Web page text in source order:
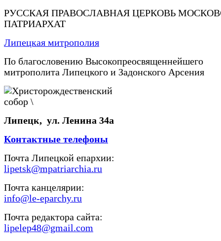
РУССКАЯ ПРАВОСЛАВНАЯ ЦЕРКОВЬ
ПАТРИАРХАТ
Липецкая митрополия
По благословению Высокопреосвященнейшего
митрополита Липецкого и Задонского Арсения
Липецк, ул. Ленина 34а
Контактные телефоны
Почта Липецкой епархии:
lipetsk@mpatriarchia.ru
Почта канцелярии:
info@le-eparchy.ru
Почта редактора сайта:
lipelep48@gmail.com